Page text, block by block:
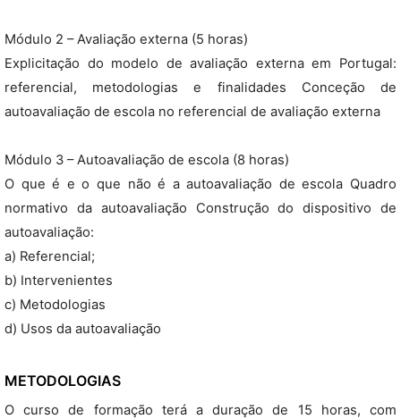
Módulo 2 – Avaliação externa (5 horas)
Explicitação do modelo de avaliação externa em Portugal:
referencial, metodologias e finalidades Conceção de
autoavaliação de escola no referencial de avaliação externa
Módulo 3 – Autoavaliação de escola (8 horas)
O que é e o que não é a autoavaliação de escola Quadro
normativo da autoavaliação Construção do dispositivo de
autoavaliação:
a) Referencial;
b) Intervenientes
c) Metodologias
d) Usos da autoavaliação
METODOLOGIAS
O curso de formação terá a duração de 15 horas, com